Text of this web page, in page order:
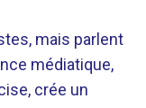
mais parlent
médiatique,
crée un